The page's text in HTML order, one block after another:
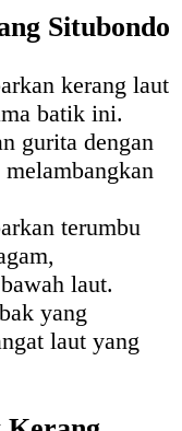
Situbondo
kerang laut
batik ini.
gurita dengan
terumbu
laut.
yang
laut yang